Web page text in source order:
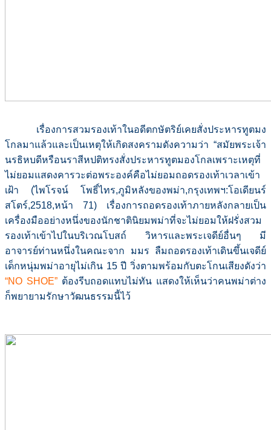
เรื่องการสวมรองเท้าในอดีตกษัตริย์เคยสั่งประหารทูตมง
โกลมาแล้วและเป็นเหตุให้เกิดสงครามดังความว่า “สมัยพระเจ้า
นรธิหบดีหรือนราสีหปติทรงสั่งประหารทูตมองโกลเพราะเหตุที่
ไม่ยอมแสดงคารวะต่อพระองค์คือไม่ยอมถอดรองเท้าเวลาเข้า
เฝ้า (ไพโรจน์ โพธิ์ไทร,ภูมิหลังของพม่า,กรุงเทพฯ:โอเดียนร์
สโตร์,2518,หน้า 71) เรื่องการถอดรองเท้าภายหลังกลายเป็น
เครื่องมืออย่างหนึ่งของนักชาตินิยมพม่าที่จะไม่ยอมให้ฝรั่งสวม
รองเท้าเข้าไปในบริเวณโบสถ์ วิหารและพระเจดีย์อื่นๆ มี
อาจารย์ท่านหนึ่งในคณะจาก มมร ลืมถอดรองเท้าเดินขึ้นเจดีย์
เด็กหนุ่มพม่าอายุไม่เกิน 15 ปี วิ่งตามพร้อมกับตะโกนเสียงดังว่า
“NO SHOE” ต้องรีบถอดแทบไม่ทัน แสดงให้เห็นว่าคนพม่าต่าง
ก็พยายามรักษาวัฒนธรรมนี้ไว้